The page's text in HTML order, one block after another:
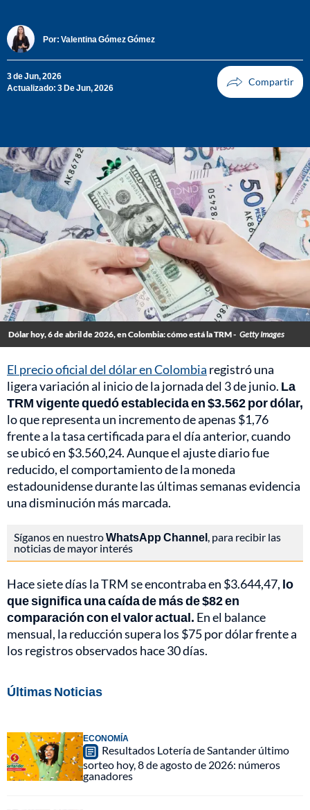
Por: Valentina Gómez Gómez
3 de Jun, 2026
Actualizado: 3 De Jun, 2026
Dólar hoy, 6 de abril de 2026, en Colombia: cómo está la TRM - Getty Images
El precio oficial del dólar en Colombia registró una
ligera variación al inicio de la jornada del 3 de junio. La
TRM vigente quedó establecida en $3.562 por dólar,
lo que representa un incremento de apenas $1,76
frente a la tasa certificada para el día anterior, cuando
se ubicó en $3.560,24. Aunque el ajuste diario fue
reducido, el comportamiento de la moneda
estadounidense durante las últimas semanas evidencia
una disminución más marcada.
Síganos en nuestroWhatsApp Channel, para recibir las
noticias de mayor interés
Hace siete días la TRM se encontraba en $3.644,47, lo
que significa una caída de más de $82 en
comparación con el valor actual. En el balance
mensual, la reducción supera los $75 por dólar frente a
los registros observados hace 30 días.
Últimas Noticias
ECONOMÍA
Resultados Lotería de Santander último
sorteo hoy, 8 de agosto de 2026: números
ganadores